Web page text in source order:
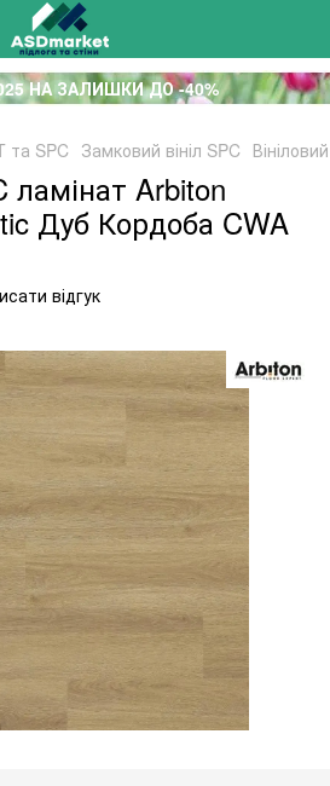
НА ЗАЛИШКИ ДО -40%
та SPC Замковий вініл SPC
ламінат Arbiton
Дуб Кордоба CWA
відгук